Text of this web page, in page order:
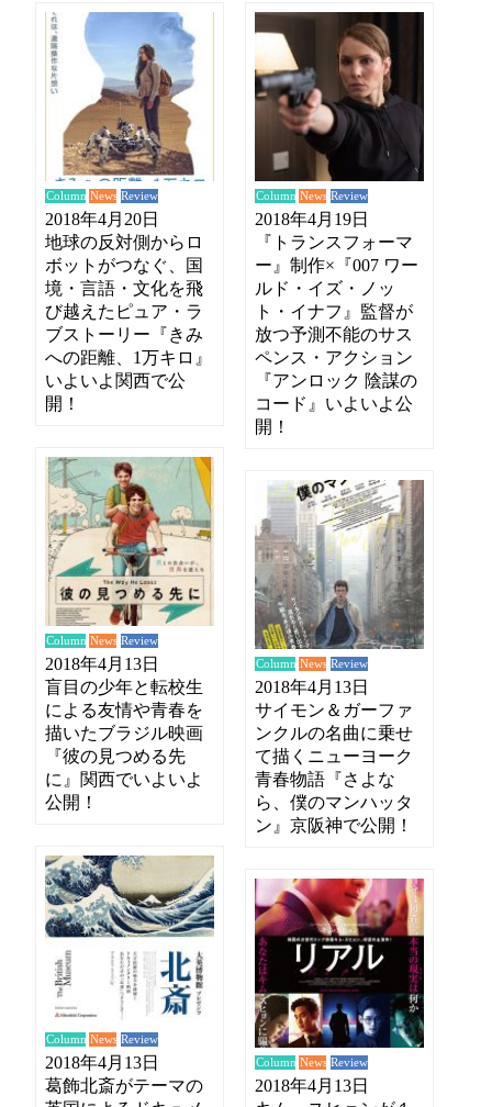
Column News Review
2018年4月20日
地球の反対側からロ
ボットがつなぐ、国
境・言語・文化を飛
び越えたピュア・ラ
ブストーリー『きみ
への距離、1万キロ』
いよいよ関西で公
開！
Column News Review
2018年4月19日
『トランスフォーマ
ー』制作×『007 ワー
ルド・イズ・ノッ
ト・イナフ』監督が
放つ予測不能のサス
ペンス・アクション
『アンロック 陰謀の
コード』いよいよ公
開！
Column News Review
2018年4月13日
盲目の少年と転校生
による友情や青春を
描いたブラジル映画
『彼の見つめる先
に』関西でいよいよ
公開！
Column News Review
2018年4月13日
サイモン＆ガーファ
ンクルの名曲に乗せ
て描くニューヨーク
青春物語『さよな
ら、僕のマンハッタ
ン』京阪神で公開！
Column News Review
2018年4月13日
葛飾北斎がテーマの
Column News Review
2018年4月13日